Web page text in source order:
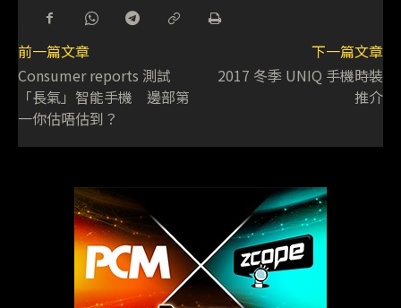
前一篇文章
Consumer reports 測試
「長氣」智能手機 邊部第
一你估唔估到？
下一篇文章
2017 冬季 UNIQ 手機時裝
推介